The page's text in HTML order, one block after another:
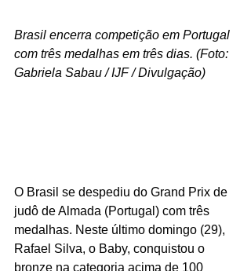
Brasil encerra competição em Portugal
com três medalhas em três dias. (Foto:
Gabriela Sabau / IJF / Divulgação)
O Brasil se despediu do Grand Prix de
judô de Almada (Portugal) com três
medalhas. Neste último domingo (29),
Rafael Silva, o Baby, conquistou o
bronze na categoria acima de 100